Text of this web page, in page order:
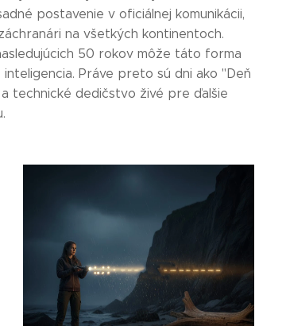
postavenie v oficiálnej komunikácii,
na všetkých kontinentoch.
50 rokov môže táto forma
Práve preto sú dni ako "Deň
technické dedičstvo živé pre ďalšie